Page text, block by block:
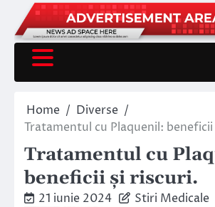
Home
Diverse
Tratamentul cu Plaquenil:
Tratamentul cu
beneficii și riscuri.
21 iunie 2024 Stiri Medicale